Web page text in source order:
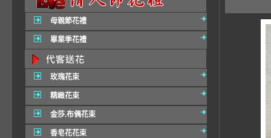
母親節花禮
畢業季花禮
玫瑰花束
精緻花束
金莎.布偶花束
香皂花花束